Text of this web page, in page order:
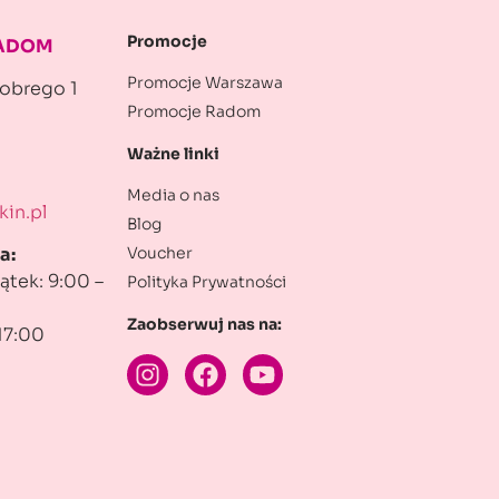
1
9:00 –
Promocje
Promocje Warszawa
Promocje Radom
Ważne linki
Media o nas
Blog
Voucher
Polityka Prywatności
Zaobserwuj nas na: